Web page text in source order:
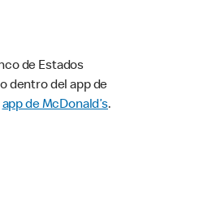
de Estados
dentro del app de
app de McDonald’s.